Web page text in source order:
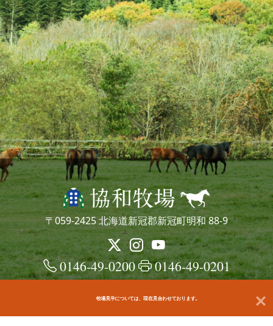
〒059-2425 北海道新冠郡新冠町明和 88-9
0146-49-0200 0146-49-0201
牧場見学については、現在見合わせております。